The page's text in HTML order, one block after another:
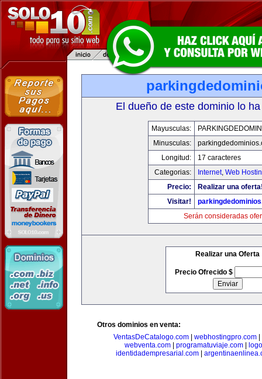
El dueño de este dominio lo
Mayusculas:
Minusculas:
Longitud:
17 caracteres
Categorias:
Internet, Web
Precio:
Realizar una
Visitar!
Serán consideradas
Realizar una Oferta
Precio Ofrecido $
Otros dominios en venta:
VentasDeCatalogo.com| webhostingpro.com|
webventa.com
programatuviaje.com
identidadempresarial.com